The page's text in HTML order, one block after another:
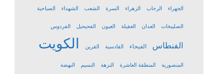
الجهراء الرحاب الزهراء السرة الشعب الشهداء الصباحية
الصليبخات العدان العقيلة العيون الفحيحيل الفردوس
الفنطاس الفيحاء القادسية القرين الكويت
المنصورية المنطقة العاشرة النزهة النسيم النهضة